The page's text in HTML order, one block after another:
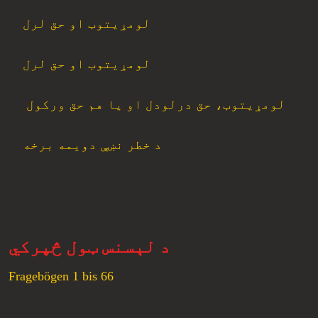
لومړیتوب او حق لرل
لومړیتوب او حق لرل
لومړیتوب، حق درلودل او یا هم حق ورکول
د خطر نښې دویمه برخه
د لېسنس ټول څپرکي
Fragebögen 1 bis 66